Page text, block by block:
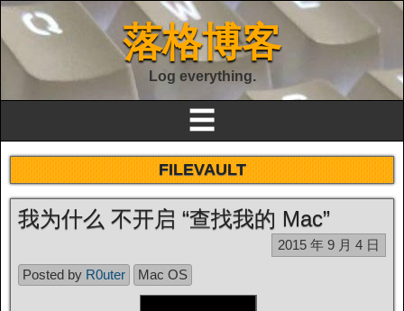
落格博客
Log everything.
☰
FILEVAULT
我为什么 不开启 “查找我的 Mac”
2015 年 9 月 4 日
Posted by R0uter Mac OS